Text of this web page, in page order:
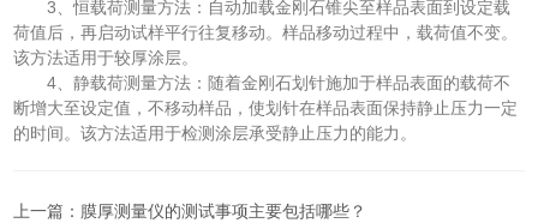
3、恒载荷测量方法：自动加载金刚石锥尖至样品表面到设定载
荷值后，再启动试样平行往复移动。样品移动过程中，载荷值不变。
该方法适用于较厚涂层。
4、静载荷测量方法：随着金刚石划针施加于样品表面的载荷不
断增大至设定值，不移动样品，使划针在样品表面保持静止压力一定
的时间。该方法适用于检测涂层承受静止压力的能力。
上一篇： 膜厚测量仪的测试事项主要包括哪些？